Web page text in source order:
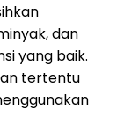
dan
yang baik.
tertentu